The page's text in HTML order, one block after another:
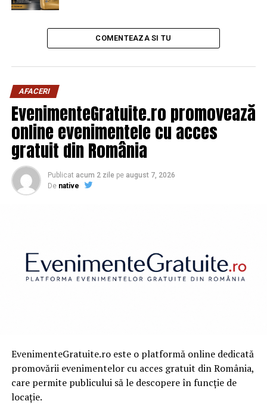
COMENTEAZA SI TU
AFACERI
EvenimenteGratuite.ro promovează
online evenimentele cu acces
gratuit din România
Publicat acum 2 zile pe august 7, 2026
De native
EvenimenteGratuite.ro este o platformă online dedicată
promovării evenimentelor cu acces gratuit din România,
care permite publicului să le descopere în funcție de
locație.